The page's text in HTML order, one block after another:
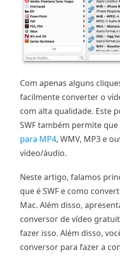
Com apenas alguns
facilmente converter o
com alta qualidade. Este
SWF também permite que
para MP4, WMV, MP3 e
vídeo/áudio.
Neste artigo, falamos
que é SWF e como
Mac. Além disso,
conversor de vídeo
fazer isso. Além disso,
conversor para fazer a